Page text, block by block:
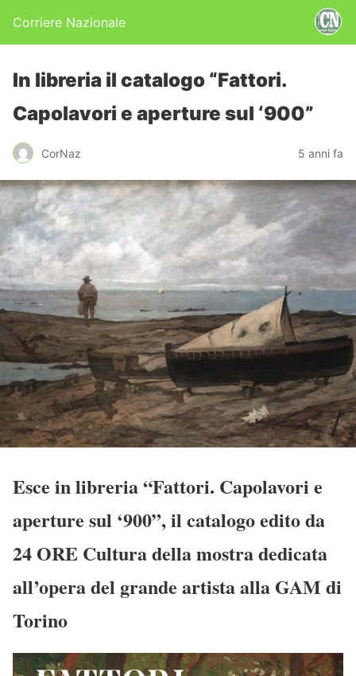
Corriere Nazionale
In libreria il catalogo “Fattori.
Capolavori e aperture sul ‘900”
CorNaz 5 anni fa
Esce in libreria “Fattori. Capolavori e
aperture sul ‘900”, il catalogo edito da
24 ORE Cultura della mostra dedicata
all’opera del grande artista alla GAM di
Torino